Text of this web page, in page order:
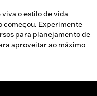
o estilo de vida
começou. Experimente
para planejamento de
aproveitar ao máximo